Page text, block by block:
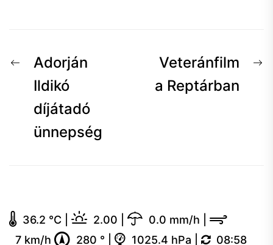
Bejegyzés
navigáció
ElőzőAdorján
Ildikó
díjátadó
ünnepség
Veteránfilm
a Reptárban
36.2 °C 2.00 0.0 mm/h
7 km/h
280 ° 1025.4 hPa 08:58